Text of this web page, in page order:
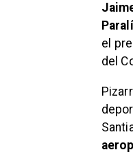
el
del